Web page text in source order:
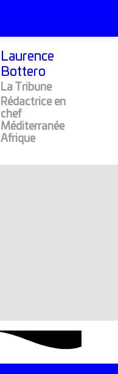
Laurence
Bottero
La Tribune
Rédactrice en
chef
Méditerranée
Afrique